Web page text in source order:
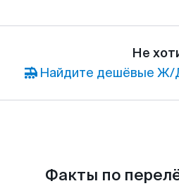
Не
Найдите дешёвые Ж/
Факты по